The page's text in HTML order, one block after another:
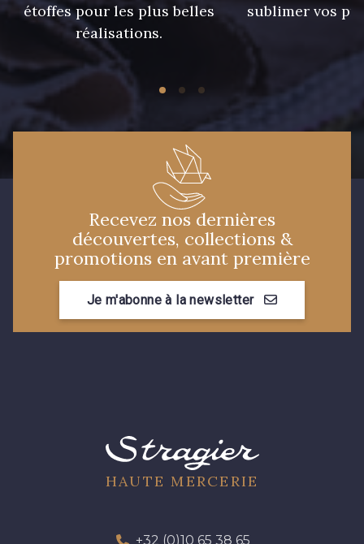
étoffes pour les plus belles
réalisations.
sublimer vos
Recevez nos dernières
découvertes, collections &
promotions en avant première
Je m'abonne à la newsletter
HAUTE MERCERIE
+32 (0)10 65 38 65